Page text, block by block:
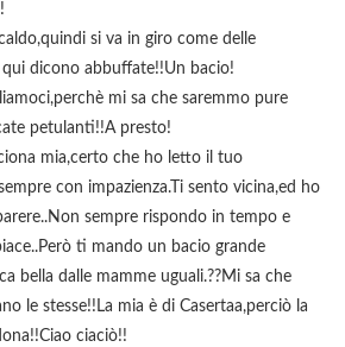
si va in giro come delle
dicono abbuffate!!Un bacio!
mi sa che saremmo pure
petulanti!!A presto!
mia,certo che ho letto il tuo
con impazienza.Ti sento vicina,ed ho
sempre rispondo in tempo e
ti mando un bacio grande
bella dalle mamme uguali.??Mi sa che
le stesse!!La mia è di Casertaa,perciò la
ciaciò!!